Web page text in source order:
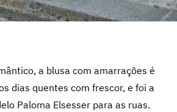
a blusa com amarrações é
dias quentes com frescor, e foi a
Paloma Elsesser para as ruas.